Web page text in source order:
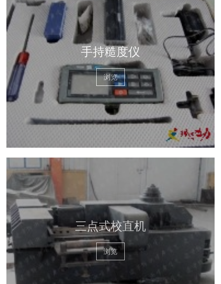
手持糙度仪
浏览
三点式校直机
浏览